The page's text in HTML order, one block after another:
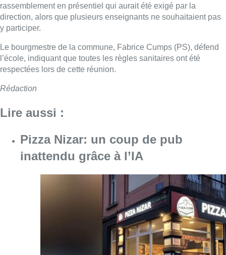
rassemblement en présentiel qui aurait été exigé par la
direction, alors que plusieurs enseignants ne souhaitaient pas
y participer.
Le bourgmestre de la commune, Fabrice Cumps (PS), défend
l’école, indiquant que toutes les règles sanitaires ont été
respectées lors de cette réunion.
Rédaction
Lire aussi :
Pizza Nizar: un coup de pub
inattendu grâce à l’IA